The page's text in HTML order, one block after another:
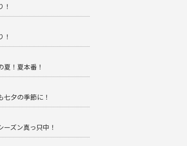
！
！
夏！夏本番！
七夕の季節に！
ーズン真っ只中！